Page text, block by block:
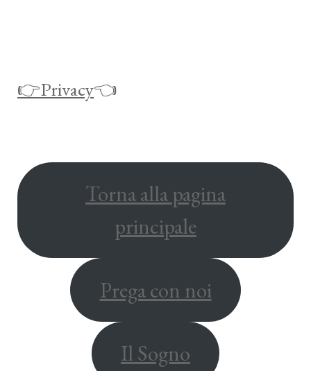
👉Privacy👈
Torna alla pagina
principale
Prega con noi
Il Sogno